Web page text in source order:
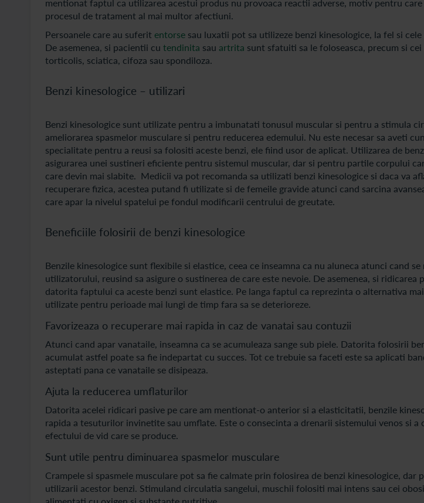
mentionat faptul ca utilizarea acestui produs nu provoaca reactii adverse, motiv pentru
procesul de tratament al mai multor afectiuni.
Persoanele care au suferit entorse sau luxatii pot sa utilizeze benzi kinesologice, la fel si
De asemenea, si pacientii cu tendinita sau artrita sunt sfatuiti sa le foloseasca, precum si
torticolis, sciatica, cifoza sau spondiloza.
Benzi kinesologice – utilizari
Benzi kinesologice sunt utilizate pentru a imbunatati tonusul muscular si pentru a stimula
ameliorarea spasmelor musculare si pentru reducerea edemului. Nu este necesar sa aveti
specialitate pentru a reusi sa folositi aceste benzi, ele fiind usor de aplicat. Utilizarea de
asigurarea unei sustineri eficiente pentru sistemul muscular, dar si pentru partile corpului
care devin mai slabite. Medicii va pot recomanda sa utilizati benzi kinesologice si daca va
recuperare fizica, acestea putand fi utilizate si de femeile gravide atunci cand sarcina
care apar la nivelul spatelui pe fondul modificarii centrului de greutate.
Beneficiile folosirii de benzi kinesologice
Benzile kinesologice sunt flexibile si elastice, ceea ce inseamna ca nu aluneca atunci cand
utilizatorului, reusind sa asigure o sustinerea de care este nevoie. De asemenea, si ridicarea
datorita faptului ca aceste benzi sunt elastice. Pe langa faptul ca reprezinta o alternativa
utilizate pentru perioade mai lungi de timp fara sa se deterioreze.
Favorizeaza o recuperare mai rapida in caz de vanatai sau contuzii
Atunci cand apar vanataile, inseamna ca se acumuleaza sange sub piele. Datorita folosirii
acumulat astfel poate sa fie indepartat cu succes. Tot ce trebuie sa faceti este sa aplicati
asteptati pana ce vanataile se disipeaza.
Ajuta la reducerea umflaturilor
Datorita acelei ridicari pasive pe care am mentionat-o anterior si a elasticitatii, benzile
rapida a tesuturilor invinetite sau umflate. Este o consecinta a drenarii sistemului venos si a
efectului de vid care se produce.
Sunt utile pentru diminuarea spasmelor musculare
Crampele si spasmele musculare pot sa fie calmate prin folosirea de benzi kinesologice, dar
utilizarii acestor benzi. Stimuland circulatia sangelui, muschii folositi mai intens sau cei